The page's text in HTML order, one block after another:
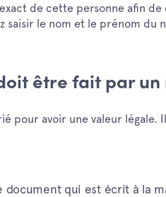
de cette personne afin
saisir le nom et le prénom du
être fait par
pour avoir une valeur légale.
qui est écrit à la